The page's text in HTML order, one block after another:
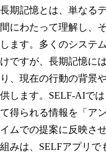
長期記憶とは、単なる
間にわたって理解し、
します。多くのシステ
けですが、長期記憶に
り、現在の行動の背景
供します。SELF-AIで
て得られる情報を「ア
イムでの提案に反映さ
組みは、SELFアプリで